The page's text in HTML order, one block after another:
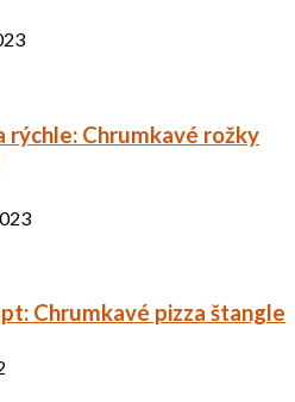
rýchle: Chrumkavé rožky
Chrumkavé pizza štangle